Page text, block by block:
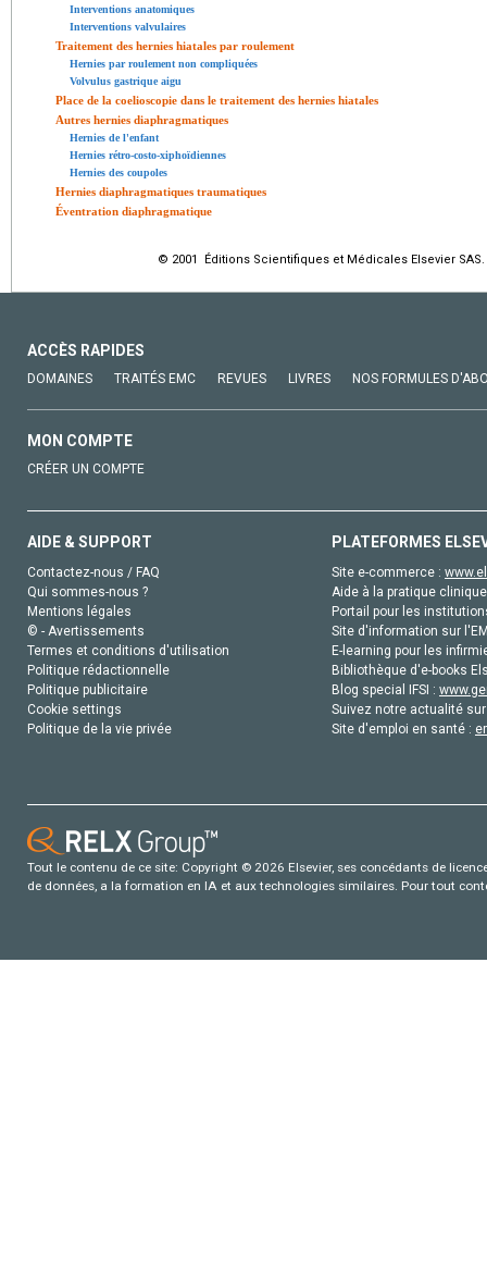
Interventions anatomiques
Interventions valvulaires
Traitement des hernies hiatales par roulement
Hernies par roulement non compliquées
Volvulus gastrique aigu
Place de la coelioscopie dans le traitement des hernies hiatales
Autres hernies diaphragmatiques
Hernies de l'enfant
Hernies rétro-costo-xiphoïdiennes
Hernies des coupoles
Hernies diaphragmatiques traumatiques
Éventration diaphragmatique
© 2001 Éditions Scientifiques et Médicales Elsevier
ACCÈS RAPIDES
DOMAINES TRAITÉS EMC REVUES LIVRES NOS FORMULES
MON COMPTE
CRÉER UN COMPTE
AIDE & SUPPORT
Contactez-nous / FAQ
Qui sommes-nous ?
Mentions légales
© - Avertissements
Termes et conditions d'utilisation
Politique rédactionnelle
Politique publicitaire
Cookie settings
Politique de la vie privée
PLATEFORMES
Site e-commerce :
Aide à la pratique
Portail pour les
Site d'information sur
E-learning pour les
Bibliothèque d'e-books
Blog special IFSI :
Suivez notre actualité
Site d'emploi en santé :
Tout le contenu de ce site: Copyright © 2026 Elsevier, ses concédants de
de données, a la formation en IA et aux technologies similaires. Pour tout